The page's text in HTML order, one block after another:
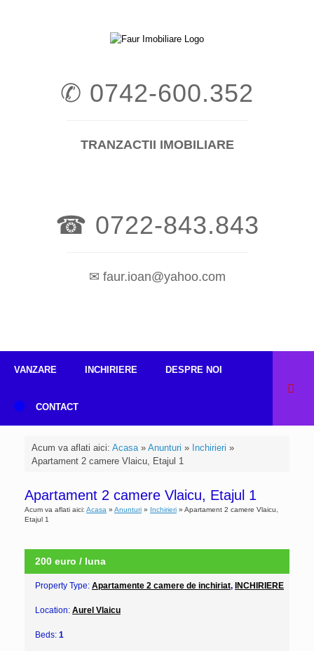
✆ 0742-600.352
TRANZACTII IMOBILIARE
☎ 0722-843.843
✉ faur.ioan@yahoo.com
VANZARE INCHIRIERE DESPRE NOI
CONTACT
Acum va aflati aici: Acasa» Anunturi » Inchirieri »
Apartament 2 camere Vlaicu, Etajul 1
Apartament 2 camere Vlaicu, Etajul 1
Acum va aflati aici: Acasa » Anunturi » Inchirieri » Apartament 2 camere Vlaicu,
Etajul 1
S-A INCHIRIAT
200 euro / luna
Property Type: Apartamente 2 camere de inchiriat, INCHIRIERE
Location: Aurel Vlaicu
Beds: 1